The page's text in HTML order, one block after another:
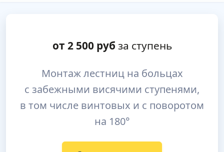
от 2 500руб за ступень
Монтаж лестниц на больцах
с забежными висячими ступенями,
в том числе винтовых и с поворотом
на 180°